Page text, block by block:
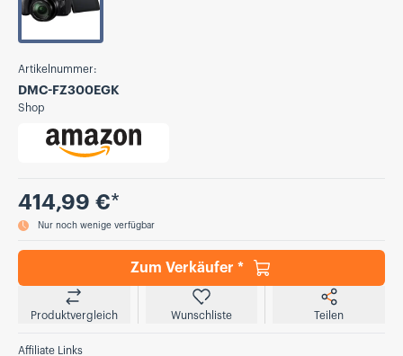
Artikelnummer:
DMC-FZ300EGK
Shop
Preis
414,99 €*
Nur noch wenige verfügbar
Zum Verkäufer *
Produktvergleich Wunschliste Teilen
Affiliate Links